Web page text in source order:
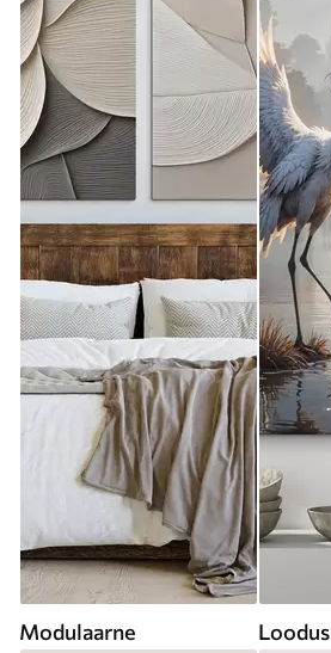
Modulaarne Loodus